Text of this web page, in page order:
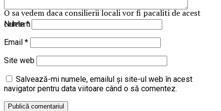
O sa vedem daca consilierii locali vor fi pacaliti de acest
celebru edil…(Cerasela N.).
Nume*
Email *
Site web
Salvează-mi numele, emailul și site-ul web în acest
navigator pentru data viitoare când o să comentez.